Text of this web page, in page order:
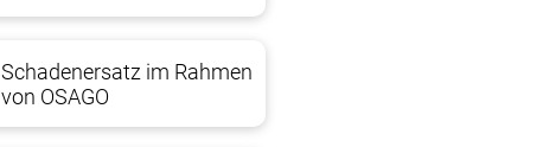
Schadenersatz im Rahmen
von OSAGO